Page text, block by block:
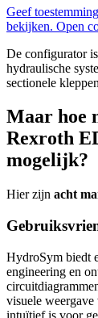
Geef
bekijken. Open
De configurator
hydraulische
sectionele
Maar hoe
Rexroth
mogelijk?
Hier zijn acht
HydroSym biedt
engineering en
visuele
intuïtief is voor